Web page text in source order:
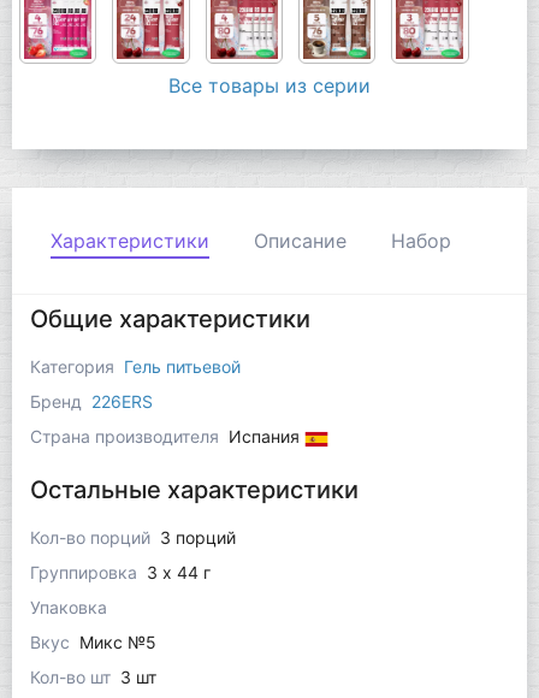
Все товары из серии
Характеристики Описание Набор
Общие характеристики
Категория Гель питьевой
Бренд 226ERS
Страна производителя Испания
Остальные характеристики
Кол-во порций 3 порций
Группировка 3 x 44 г
Упаковка
Вкус Микс №5
Кол-во шт 3 шт